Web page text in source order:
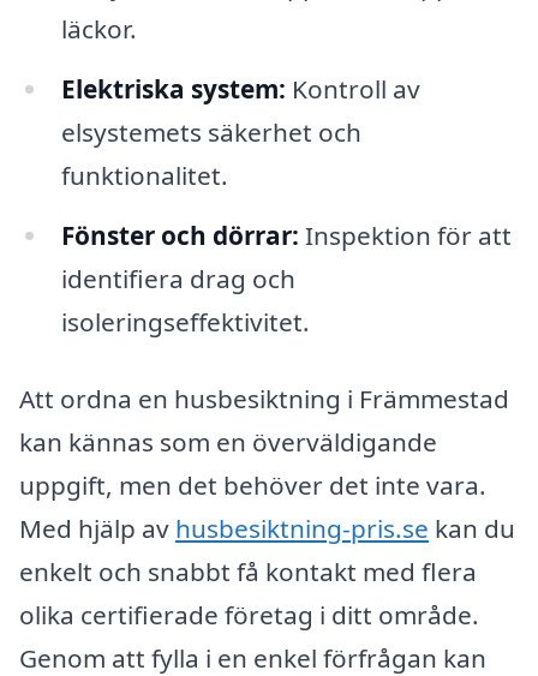
läckor.
Elektriska system: Kontroll av
elsystemets säkerhet och
funktionalitet.
Fönster och dörrar: Inspektion för att
identifiera drag och
isoleringseffektivitet.
Att ordna en husbesiktning i Främmestad
kan kännas som en överväldigande
uppgift, men det behöver det inte vara.
Med hjälp av husbesiktning-pris.se kan du
enkelt och snabbt få kontakt med flera
olika certifierade företag i ditt område.
Genom att fylla i en enkel förfrågan kan